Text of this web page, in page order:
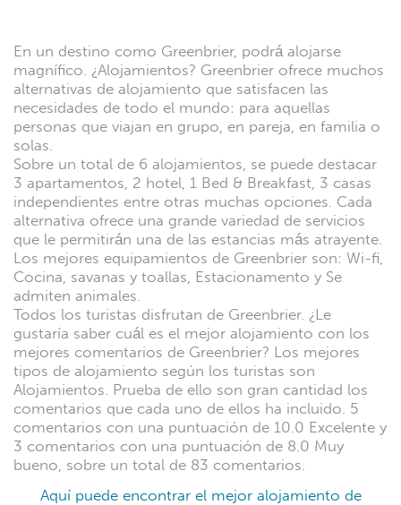
En un destino como Greenbrier, podrá alojarse
magnífico. ¿Alojamientos? Greenbrier ofrece muchos
alternativas de alojamiento que satisfacen las
necesidades de todo el mundo: para aquellas
personas que viajan en grupo, en pareja, en familia o
solas.
Sobre un total de 6 alojamientos, se puede destacar
3 apartamentos, 2 hotel, 1 Bed & Breakfast, 3 casas
independientes entre otras muchas opciones. Cada
alternativa ofrece una grande variedad de servicios
que le permitirán una de las estancias más atrayente.
Los mejores equipamientos de Greenbrier son: Wi-fi,
Cocina, savanas y toallas, Estacionamento y Se
admiten animales.
Todos los turistas disfrutan de Greenbrier. ¿Le
gustaría saber cuál es el mejor alojamiento con los
mejores comentarios de Greenbrier? Los mejores
tipos de alojamiento según los turistas son
Alojamientos. Prueba de ello son gran cantidad los
comentarios que cada uno de ellos ha incluido. 5
comentarios con una puntuación de 10.0 Excelente y
3 comentarios con una puntuación de 8.0 Muy
bueno, sobre un total de 83 comentarios.
Aquí puede encontrar el mejor alojamiento de